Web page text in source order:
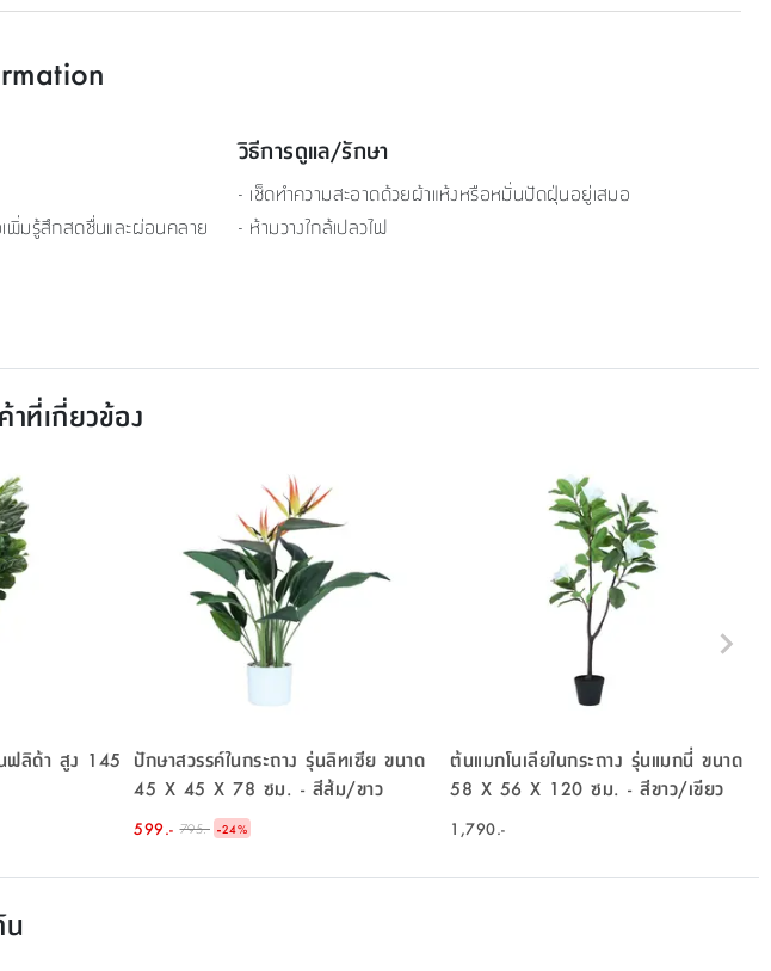
เพิ่มรู้สึกสดชื่นและผ่อนคลาย
วิธีการดูแล/รักษา
- เช็ดทำความสะอาดด้วยผ้าแห้งหรือหมั่นปัดฝุ่นอยู่เสมอ
- ห้ามวางใกล้เปลวไฟ
ที่เกี่ยวข้อง
ฟลิด้า สูง 145 ปักษาสวรรค์ในกระถาง รุ่นลิทเซีย ขนาด
45 X 45 X 78 ซม. - สีส้ม/ขาว
599.- 795.- -24%
ต้นแมกโนเลียในกระถาง รุ่นแมกนี่ ขนาด
58 X 56 X 120 ซม. - สีขาว/เขียว
1,790.-